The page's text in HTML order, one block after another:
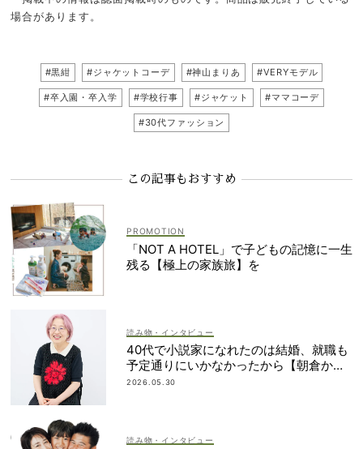
場合があります。
#黒紺 #ジャケットコーデ #神山まりあ #VERYモデル
#卒入園・卒入学 #学校行事 #ジャケット #ママコーデ
#30代ファッション
この記事もおすすめ
「NOT A HOTEL」で子どもの記憶に一生
残る【極上の家族旅】を
読み物・インタビュー
40代で小説家になれたのは結婚、就職も
予定通りにいかなかったから【朝倉かす
みさん】
2026.05.30
読み物・インタビュー